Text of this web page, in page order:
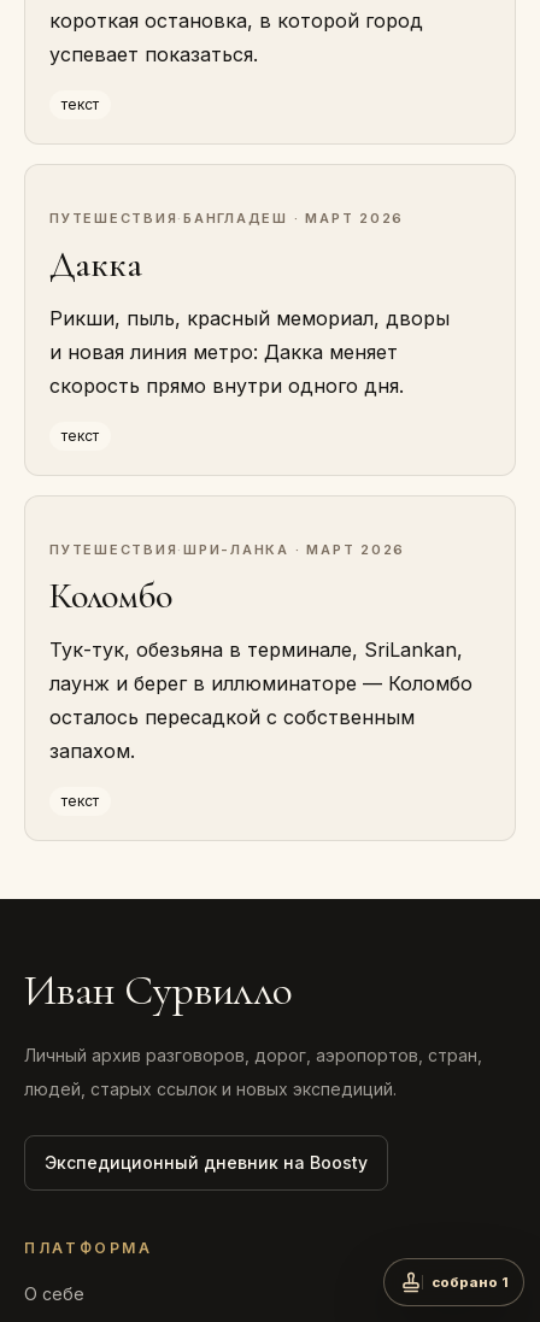
короткая остановка, в которой город
успевает показаться.
текст
ПУТЕШЕСТВИЯ ·БАНГЛАДЕШ · МАРТ 2026
Дакка
Рикши, пыль, красный мемориал, дворы
и новая линия метро: Дакка меняет
скорость прямо внутри одного дня.
текст
ПУТЕШЕСТВИЯ ·ШРИ-ЛАНКА · МАРТ 2026
Коломбо
Тук-тук, обезьяна в терминале, SriLankan,
лаунж и берег в иллюминаторе — Коломбо
осталось пересадкой с собственным
запахом.
текст
собрано 1
Иван Сурвилло
Личный архив разговоров, дорог, аэропортов, стран,
людей, старых ссылок и новых экспедиций.
Экспедиционный дневник на Boosty
ПЛАТФОРМА
О себе